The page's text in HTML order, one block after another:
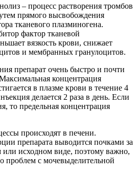
– процесс растворения тромбов
прямого высвобождения
тканевого плазминогена.
фактор тканевой
вязкость крови, снижает
и мембранных гранулоцитов.
препарат очень быстро и почти
концентрация
в плазме крови в течение 4
делается 2 раза в день. Если
то предельная концентрация
происходят в печени.
препарата выводится почками за
или исходном виде, поэтому важно,
проблем с мочевыделительной